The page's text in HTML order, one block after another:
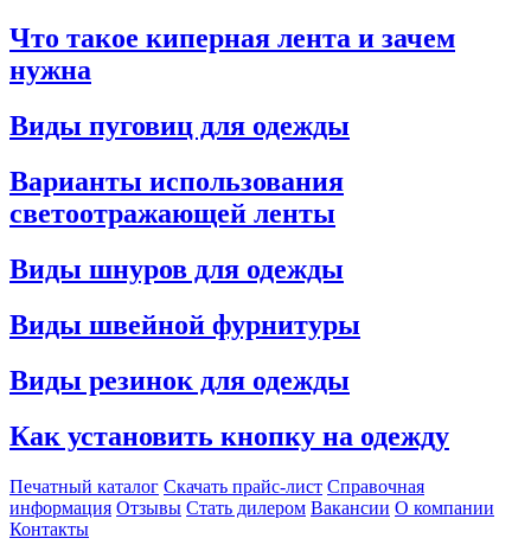
Что такое киперная лента и зачем
нужна
Виды пуговиц для одежды
Варианты использования
светоотражающей ленты
Виды шнуров для одежды
Виды швейной фурнитуры
Виды резинок для одежды
Как установить кнопку на одежду
Печатный каталог Скачать прайс-лист Справочная
информация Отзывы Стать дилером Вакансии О компании
Контакты